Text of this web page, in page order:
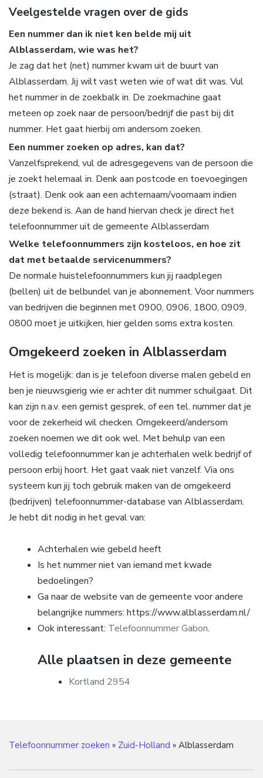
Veelgestelde vragen over de gids
Een nummer dan ik niet ken belde mij uit
Alblasserdam, wie was het?
Je zag dat het (net) nummer kwam uit de buurt van
Alblasserdam. Jij wilt vast weten wie of wat dit was. Vul
het nummer in de zoekbalk in. De zoekmachine gaat
meteen op zoek naar de persoon/bedrijf die past bij dit
nummer. Het gaat hierbij om andersom zoeken.
Een nummer zoeken op adres, kan dat?
Vanzelfsprekend, vul de adresgegevens van de persoon die
je zoekt helemaal in. Denk aan postcode en toevoegingen
(straat). Denk ook aan een achternaam/voornaam indien
deze bekend is. Aan de hand hiervan check je direct het
telefoonnummer uit de gemeente Alblasserdam
Welke telefoonnummers zijn kosteloos, en hoe zit
dat met betaalde servicenummers?
De normale huistelefoonnummers kun jij raadplegen
(bellen) uit de belbundel van je abonnement. Voor nummers
van bedrijven die beginnen met 0900, 0906, 1800, 0909,
0800 moet je uitkijken, hier gelden soms extra kosten.
Omgekeerd zoeken in Alblasserdam
Het is mogelijk: dan is je telefoon diverse malen gebeld en
ben je nieuwsgierig wie er achter dit nummer schuilgaat. Dit
kan zijn n.a.v. een gemist gesprek, of een tel. nummer dat je
voor de zekerheid wil checken. Omgekeerd/andersom
zoeken noemen we dit ook wel. Met behulp van een
volledig telefoonnummer kan je achterhalen welk bedrijf of
persoon erbij hoort. Het gaat vaak niet vanzelf. Via ons
systeem kun jij toch gebruik maken van de omgekeerd
(bedrijven) telefoonnummer-database van Alblasserdam.
Je hebt dit nodig in het geval van:
Achterhalen wie gebeld heeft
Is het nummer niet van iemand met kwade
bedoelingen?
Ga naar de website van de gemeente voor andere
belangrijke nummers: https://www.alblasserdam.nl/
Ook interessant: Telefoonnummer Gabon.
Alle plaatsen in deze gemeente
Kortland 2954
Telefoonnummer zoeken » Zuid-Holland » Alblasserdam